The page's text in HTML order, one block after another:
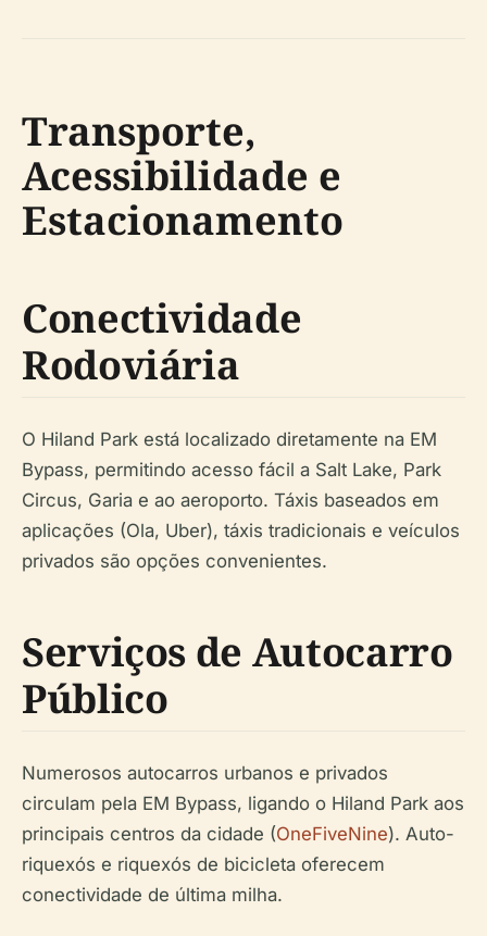
Transporte,
Acessibilidade e
Estacionamento
Conectividade
Rodoviária
O Hiland Park está localizado diretamente na EM
Bypass, permitindo acesso fácil a Salt Lake, Park
Circus, Garia e ao aeroporto. Táxis baseados em
aplicações (Ola, Uber), táxis tradicionais e veículos
privados são opções convenientes.
Serviços de Autocarro
Público
Numerosos autocarros urbanos e privados
circulam pela EM Bypass, ligando o Hiland Park aos
principais centros da cidade (OneFiveNine). Auto-
riquexós e riquexós de bicicleta oferecem
conectividade de última milha.